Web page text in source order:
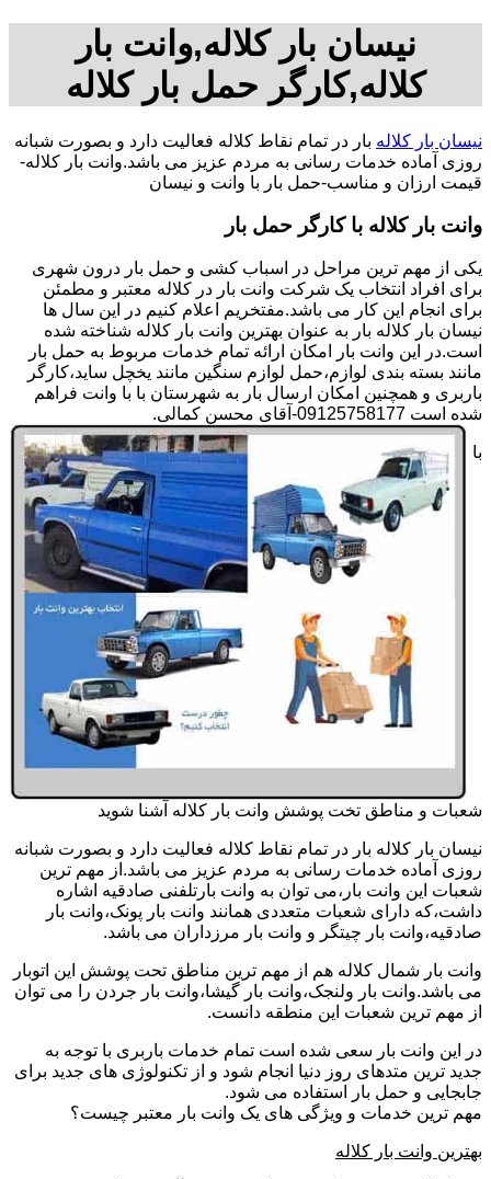
نیسان بار کلاله,وانت بار
کلاله,کارگر حمل بار کلاله
نیسان بار کلاله بار در تمام نقاط کلاله فعالیت دارد و بصورت شبانه
روزی آماده خدمات رسانی به مردم عزیز می باشد.وانت بار کلاله-
قیمت ارزان و مناسب-حمل بار با وانت و نیسان
وانت بار کلاله با کارگر حمل بار
یکی از مهم ترین مراحل در اسباب کشی و حمل بار درون شهری
برای افراد انتخاب یک شرکت وانت بار در کلاله معتبر و مطمئن
برای انجام این کار می باشد.مفتخریم اعلام کنیم در این سال ها
نیسان بار کلاله بار به عنوان بهترین وانت بار کلاله شناخته شده
است.در این وانت بار امکان ارائه تمام خدمات مربوط به حمل بار
مانند بسته بندی لوازم،حمل لوازم سنگین مانند یخچل ساید،کارگر
باربری و همچنین امکان ارسال بار به شهرستان با با وانت فراهم
شده است 09125758177-آقای محسن کمالی.
با
شعبات و مناطق تخت پوشش وانت بار کلاله آشنا شوید
نیسان بار کلاله بار در تمام نقاط کلاله فعالیت دارد و بصورت شبانه
روزی آماده خدمات رسانی به مردم عزیز می باشد.از مهم ترین
شعبات این وانت بار،می توان به وانت بارتلفنی صادقیه اشاره
داشت،که دارای شعبات متعددی همانند وانت بار پونک،وانت بار
صادقیه،وانت بار چیتگر و وانت بار مرزداران می باشد.
وانت بار شمال کلاله هم از مهم ترین مناطق تحت پوشش این اتوبار
می باشد.وانت بار ولنجک،وانت بار گیشا،وانت بار جردن را می توان
از مهم ترین شعبات این منطقه دانست.
در این وانت بار سعی شده است تمام خدمات باربری با توجه به
جدید ترین متدهای روز دنیا انجام شود و از تکنولوژی های جدید برای
جابجایی و حمل بار استفاده می شود.
مهم ترین خدمات و ویژگی های یک وانت بار معتبر چیست؟
بهترین وانت بار کلاله